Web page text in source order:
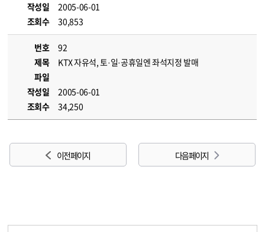
작성일
2005-06-01
조회수
30,853
번호
92
제목
KTX 자유석, 토·일·공휴일엔 좌석지정 발매
파일
작성일
2005-06-01
조회수
34,250
이전 페이지 다음 페이지